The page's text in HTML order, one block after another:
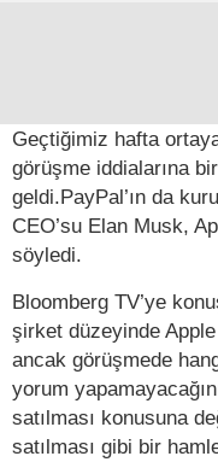
Geçtiğimiz hafta
görüşme iddialarına
geldi.PayPal’ın da
CEO’su Elan Musk,
söyledi.
Bloomberg TV’ye
şirket düzeyinde
ancak görüşmede
yorum
satılması konusuna
satılması gibi bir